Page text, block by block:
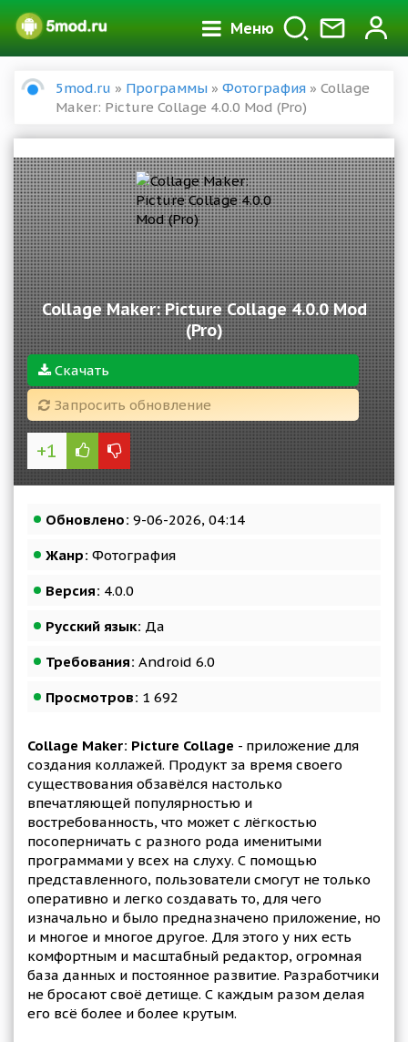
Меню
5mod.ru » Программы » Фотография » Collage
Maker: Picture Collage 4.0.0 Mod (Pro)
Collage Maker: Picture Collage 4.0.0 Mod
(Pro)
Скачать
Запросить обновление
+1
Обновлено: 9-06-2026, 04:14
Жанр: Фотография
Версия: 4.0.0
Русский язык: Да
Требования: Android 6.0
Просмотров: 1 692
Collage Maker: Picture Collage - приложение для
создания коллажей. Продукт за время своего
существования обзавёлся настолько
впечатляющей популярностью и
востребованность, что может с лёгкостью
посоперничать с разного рода именитыми
программами у всех на слуху. С помощью
представленного, пользователи смогут не только
оперативно и легко создавать то, для чего
изначально и было предназначено приложение, но
и многое и многое другое. Для этого у них есть
комфортным и масштабный редактор, огромная
база данных и постоянное развитие. Разработчики
не бросают своё детище. С каждым разом делая
его всё более и более крутым.